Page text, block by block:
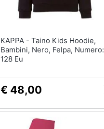
KAPPA - Taino Kids Hoodie,
Bambini, Nero, Felpa, Numero:
128 Eu
€ 48,00